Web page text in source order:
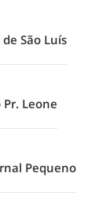
São Luís
Leone
Pequeno